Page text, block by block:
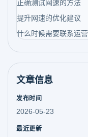
正确测试网速的方法
提升网速的优化建议
什么时候需要联系运
文章信息
发布时间
2026-05-23
最近更新